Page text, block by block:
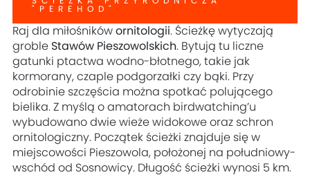
"PEREHOD"
Raj dla miłośnikówornitologii. Ścieżkę wytyczają
groble Stawów Pieszowolskich. Bytują tu liczne
gatunki ptactwa wodno-błotnego, takie jak
kormorany, czaple podgorzałki czy bąki. Przy
odrobinie szczęścia można spotkać polującego
bielika. Z myślą o amatorach birdwatching’u
wybudowano dwie wieże widokowe oraz schron
ornitologiczny. Początek ścieżki znajduje się w
miejscowości Pieszowola, położonej na południowy-
wschód od Sosnowicy. Długość ścieżki wynosi 5 km.